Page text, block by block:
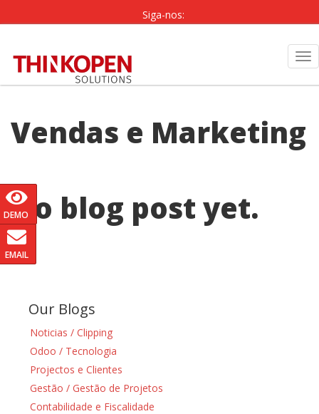
Siga-nos:
DEMO
EMAIL
Vendas e Marketing
No blog post yet.
Our Blogs
Noticias / Clipping
Odoo / Tecnologia
Projectos e Clientes
Gestão / Gestão de Projetos
Contabilidade e Fiscalidade